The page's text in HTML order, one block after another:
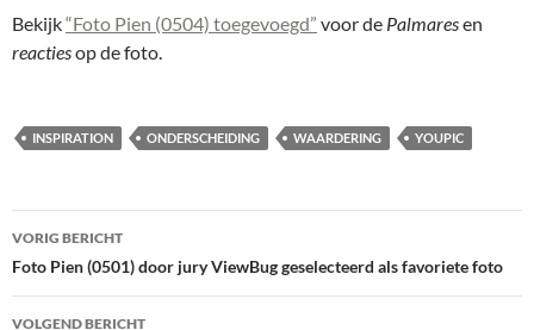
Bekijk“Foto Pien (0504) toegevoegd” voor de Palmaresen
reactiesop de foto.
INSPIRATION ONDERSCHEIDING WAARDERING YOUPIC
Bericht
navigatie
VORIG BERICHT
Foto Pien (0501) door jury ViewBug geselecteerd als favoriete foto
VOLGEND BERICHT